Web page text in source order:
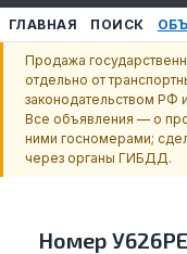
ГЛАВНАЯ ПОИСК
Продажа
отдельно от
законодательством РФ
Все объявления — о
ними госномерами;
через органы ГИБДД.
Номер